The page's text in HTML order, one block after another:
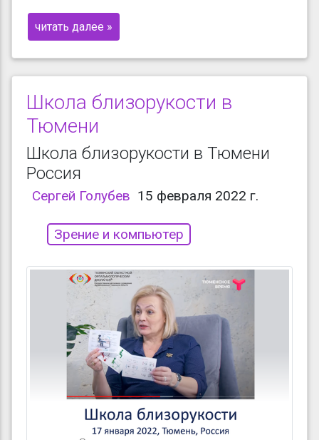
читать далее »
Школа близорукости в
Тюмени
Школа близорукости в Тюмени
Россия
Сергей Голубев 15 февраля 2022 г.
Зрение и компьютер